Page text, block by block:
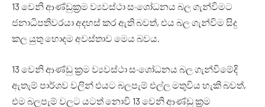
13 වෙනි ආණ්ඩුක්‍රම ව්‍යවස්ථා සංශෝධනය බල ගැන්විමට
ජනාධිපතිවරයා අදහස් කර ඇති බවත්, එය බල ගැන්විම සිදු
කල යුතු හොදම අවස්තාව මෙය බවය.
13 වෙනි ආණ්ඩු ක්‍රම ව්‍යවස්ථා සංශෝධනය බල ගැන්විමේදි
ඇතැම් පාර්ශව වලින් එයට බලපැම් එල්ල මතුවිය හැකි බවත්,
එම බලපැම් වලට යටත් නොවි 13 වෙනි ආණ්ඩු ක්‍රම